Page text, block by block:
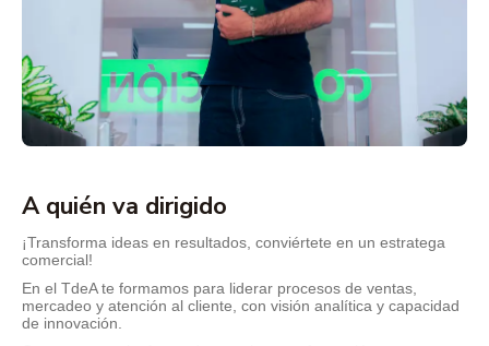
A quién va dirigido
¡Transforma ideas en resultados, conviértete en un estratega
comercial!
En el TdeA te formamos para liderar procesos de ventas,
mercadeo y atención al cliente, con visión analítica y capacidad
de innovación.